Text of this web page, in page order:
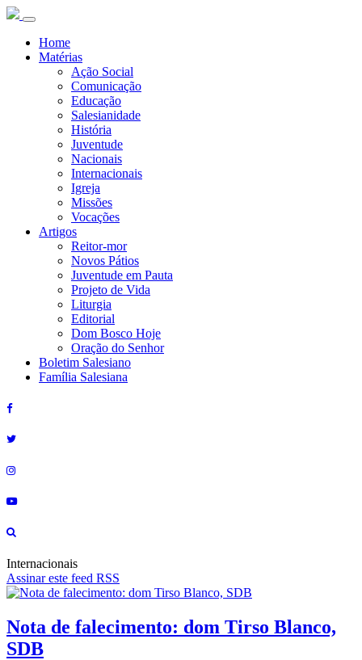
Home
Matérias
Ação Social
Comunicação
Educação
Salesianidade
História
Juventude
Nacionais
Internacionais
Igreja
Missões
Vocações
Artigos
Reitor-mor
Novos Pátios
Juventude em Pauta
Projeto de Vida
Liturgia
Editorial
Dom Bosco Hoje
Oração do Senhor
Boletim Salesiano
Família Salesiana
Internacionais
Assinar este feed RSS
Nota de falecimento: dom Tirso Blanco,
SDB